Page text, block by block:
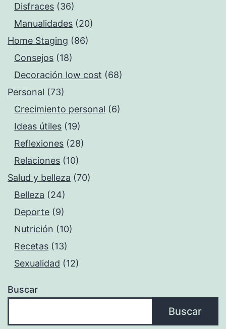
Disfraces (36)
Manualidades (20)
Home Staging (86)
Consejos (18)
Decoración low cost (68)
Personal (73)
Crecimiento personal (6)
Ideas útiles (19)
Reflexiones (28)
Relaciones (10)
Salud y belleza (70)
Belleza (24)
Deporte (9)
Nutrición (10)
Recetas (13)
Sexualidad (12)
Buscar
Buscar